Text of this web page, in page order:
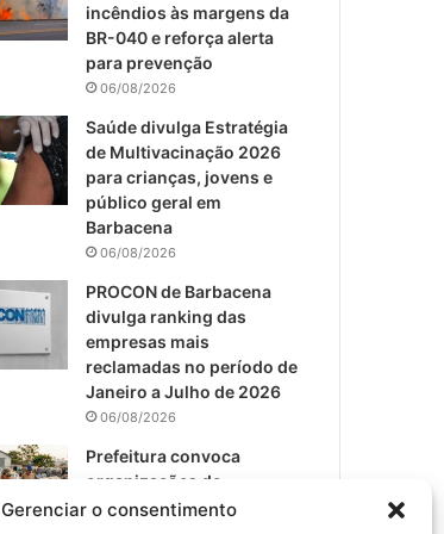
Gerenciar o consentimento
incêndios às margens da
BR-040 e reforça alerta
para prevenção
06/08/2026
Saúde divulga Estratégia
de Multivacinação 2026
para crianças, jovens e
público geral em
Barbacena
06/08/2026
PROCON de Barbacena
divulga ranking das
empresas mais
reclamadas no período de
Janeiro a Julho de 2026
06/08/2026
Prefeitura convoca
organizações de
catadores para reunião